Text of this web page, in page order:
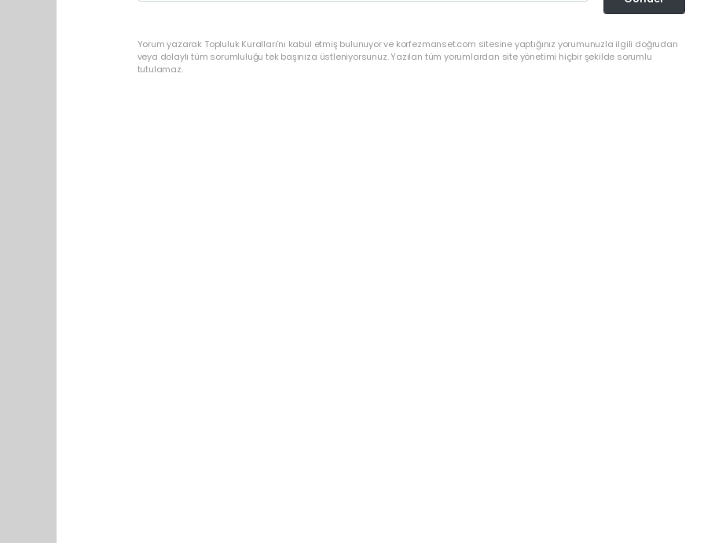
Yorum yazarak Topluluk Kuralları’nı kabul etmiş bulunuyor ve korfezmanset.com sitesine yaptığınız yorumunuzla ilgili doğrudan
veya dolaylı tüm sorumluluğu tek başınıza üstleniyorsunuz. Yazılan tüm yorumlardan site yönetimi hiçbir şekilde sorumlu
tutulamaz.